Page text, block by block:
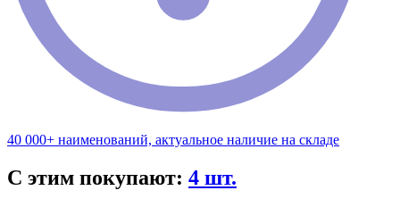
40 000+ наименований, актуальное наличие на складе
С этим покупают: 4 шт.